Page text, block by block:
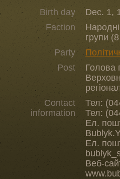
Birth day
Dec. 1,
Faction
групи
Party
Post
Голова
Contact
information
Тел:
Тел:
Ел.
Ел.
Веб-